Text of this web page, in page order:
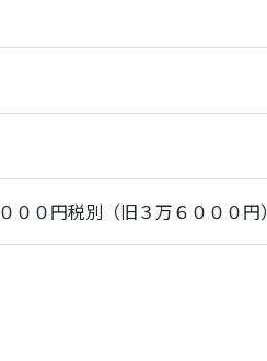
０円税別（旧３万６０００円）